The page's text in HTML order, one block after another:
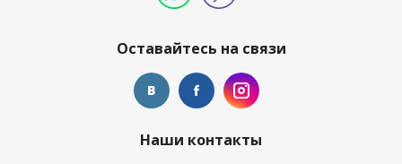
Оставайтесь на связи
Наши контакты